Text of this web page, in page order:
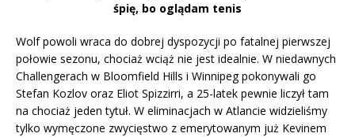
śpię, bo oglądam tenis
Wolf powoli wraca do dobrej dyspozycji po fatalnej pierwszej
połowie sezonu, chociaż wciąż nie jest idealnie. W niedawnych
Challengerach w Bloomfield Hills i Winnipeg pokonywali go
Stefan Kozlov oraz Eliot Spizzirri, a 25-latek pewnie liczył tam
na chociaż jeden tytuł. W eliminacjach w Atlancie widzieliśmy
tylko wymęczone zwycięstwo z emerytowanym już Kevinem